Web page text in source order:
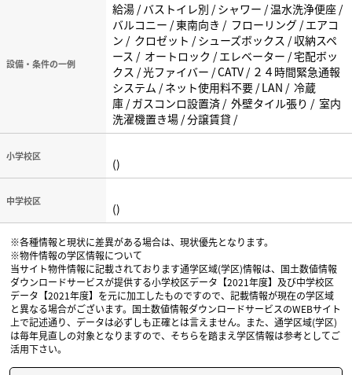
設備・条件の一例
給湯 / バストイレ別 / シャワー / 温水洗浄便座 /
バルコニー / 東南向き / フローリング / エアコ
ン / クロゼット / シューズボックス / 収納スペ
ース / オートロック / エレベーター / 宅配ボッ
クス / 光ファイバー / CATV / ２４時間緊急通報
システム / ネット使用料不要 / LAN / 冷蔵
庫 / ガスコンロ設置済 / 外壁タイル張り / 室内
洗濯機置き場 / 分譲賃貸 /
小学校区 ()
中学校区 ()
※各種情報と現状に差異がある場合は、現状優先となります。
※物件情報の学区情報について
当サイト物件情報に記載されております通学区域(学区)情報は、国土数値情報
ダウンロードサービスが提供する小学校区データ【2021年度】及び中学校区
データ【2021年度】を元に加工したものですので、記載情報が現在の学区域
と異なる場合がございます。国土数値情報ダウンロードサービスのWEBサイト
上で記述通り、データは必ずしも正確とは言えません。また、通学区域(学区)
は毎年見直しの対象となりますので、そちらを踏まえ学区情報は参考としてご
活用下さい。